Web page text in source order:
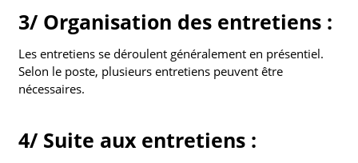
3/ Organisation des entretiens :
Les entretiens se déroulent généralement en présentiel.
Selon le poste, plusieurs entretiens peuvent être
nécessaires.
4/ Suite aux entretiens :